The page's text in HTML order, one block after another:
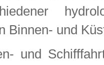
Binnen- und
und